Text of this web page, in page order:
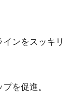
ンをスッキリ
を促進。